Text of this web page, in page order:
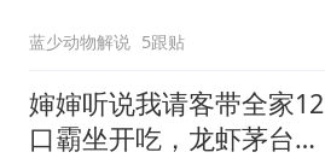
蓝少动物解说 5跟贴
婶婶听说我请客带全家12
口霸坐开吃，龙虾茅台点